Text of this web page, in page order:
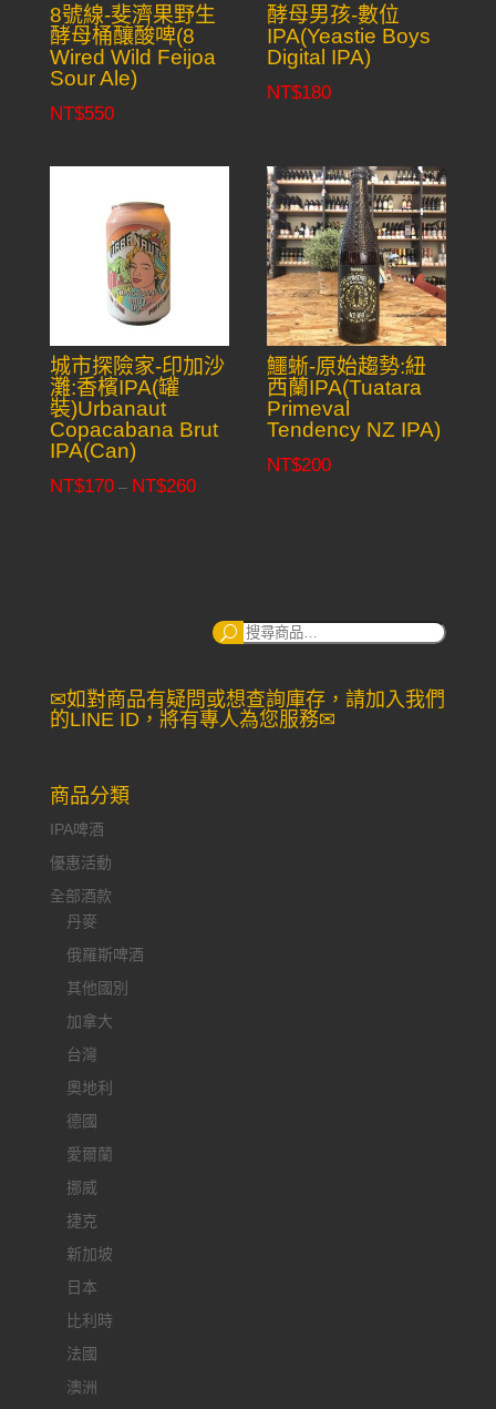
8號線-斐濟果野生
酵母桶釀酸啤(8
Wired Wild Feijoa
Sour Ale)
NT$550
酵母男孩-數位
IPA(Yeastie Boys
Digital IPA)
NT$180
城市探險家-印加沙
灘:香檳IPA(罐
裝)Urbanaut
Copacabana Brut
IPA(Can)
NT$170 – NT$260Price
鱷蜥-原始趨勢:紐
西蘭IPA(Tuatara
Primeval
Tendency NZ IPA)
NT$200
搜
✉如對商品有疑問或想查詢庫存，請加入我們
的LINE ID，將有專人為您服務✉
商品分類
IPA啤酒
優惠活動
全部酒款
丹麥
俄羅斯啤酒
其他國別
加拿大
台灣
奧地利
德國
愛爾蘭
挪威
捷克
新加坡
日本
比利時
法國
澳洲